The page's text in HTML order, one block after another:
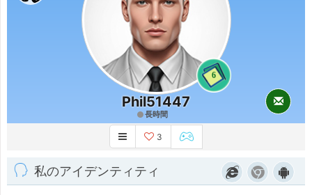
6
Phil51447
長時間
3
私のアイデンティティ